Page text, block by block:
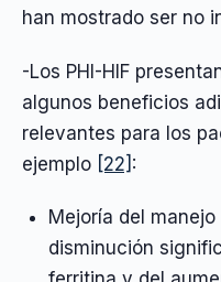
han mostrado ser no
-Los PHI-HIF
algunos beneficios
relevantes para los
ejemplo [22] :
Mejoría del
disminución